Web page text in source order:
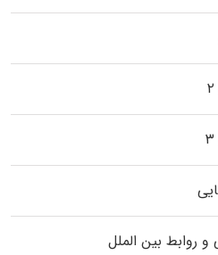
روابط بین الملل